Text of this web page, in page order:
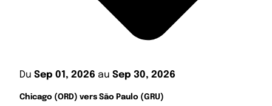
Du Sep 01, 2026 au Sep 30, 2026
Chicago (ORD) vers São Paulo (GRU)